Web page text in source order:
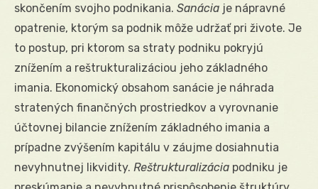
skončením svojho podnikania. Sanácia je nápravné
opatrenie, ktorým sa podnik môže udržať pri živote. Je
to postup, pri ktorom sa straty podniku pokryjú
znížením a reštrukturalizáciou jeho základného
imania. Ekonomický obsahom sanácie je náhrada
stratených finančných prostriedkov a vyrovnanie
účtovnej bilancie znížením základného imania a
prípadne zvýšením kapitálu v záujme dosiahnutia
nevyhnutnej likvidity. Reštrukturalizácia podniku je